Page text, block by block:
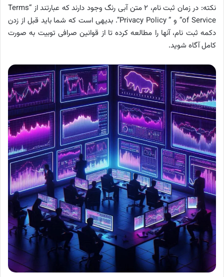
نکته: در زمان ثبت نام، ۲ متن آبی رنگ وجود دارند که عبارتند از “Terms
of Service” و ” Privacy Policy”. بدیهی است که شما باید قبل از زدن
دکمه ثبت نام، آنها را مطالعه کرده تا از قوانین صرافی توبیت به صورت
کامل آگاه شوید.